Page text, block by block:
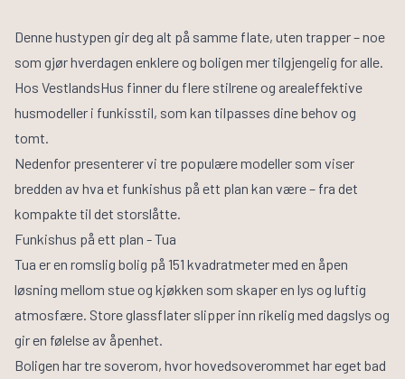
Denne hustypen gir deg alt på samme flate, uten trapper – noe
som gjør hverdagen enklere og boligen mer tilgjengelig for alle.
Hos VestlandsHus finner du flere stilrene og arealeffektive
husmodeller i funkisstil, som kan tilpasses dine behov og
tomt.
Nedenfor presenterer vi tre populære modeller som viser
bredden av hva et funkishus på ett plan kan være – fra det
kompakte til det storslåtte.
Funkishus på ett plan - Tua
Tua er en romslig bolig på 151 kvadratmeter med en åpen
løsning mellom stue og kjøkken som skaper en lys og luftig
atmosfære. Store glassflater slipper inn rikelig med dagslys og
gir en følelse av åpenhet.
Boligen har tre soverom, hvor hovedsoverommet har eget bad